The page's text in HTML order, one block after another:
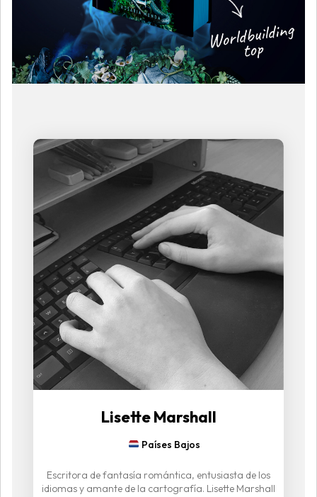
Lisette Marshall
Países Bajos
Escritora de fantasía romántica, entusiasta de los
idiomas y amante de la cartografía. Lisette Marshall